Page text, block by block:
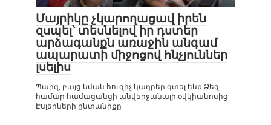
Մայրիկը չկարողացավ իրեն
զսպել՝ տեսնելով իր դստեր
արձագանքն առաջին անգամ
ապարատի միջոցով հնչյուններ
լսելիս
Պարզ, բայց նման հուզիչ կադրեր գտել ենք Ձեզ
համար համացանցի անվերջանալի օվկիանոսից:
Էսլերների ընտանիքը